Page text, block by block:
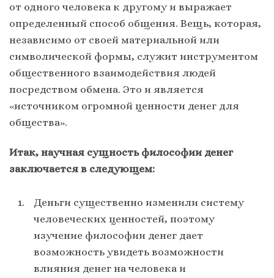
от одного человека к другому и выражает
определенный способ общения. Вещь, которая,
независимо от своей материальной или
символической формы, служит инструментом
общественного взаимодействия людей
посредством обмена. Это и является
«источником огромной ценности денег для
общества».
Итак, научная сущность философии денег
заключается в следующем:
Деньги существенно изменили систему
человеческих ценностей, поэтому
изучение философии денег дает
возможность увидеть возможности
влияния денег на человека и